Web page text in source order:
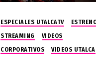
ESPECIALES UTALCATV
STREAMING
VIDEOS
CORPORATIVOS
VIDEOS UTALCA